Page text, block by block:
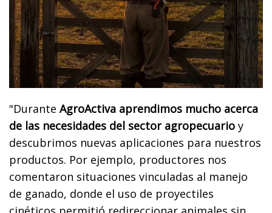
"Durante AgroActiva aprendimos mucho acerca
de las necesidades del sector agropecuario y
descubrimos nuevas aplicaciones para nuestros
productos. Por ejemplo, productores nos
comentaron situaciones vinculadas al manejo
de ganado, donde el uso de proyectiles